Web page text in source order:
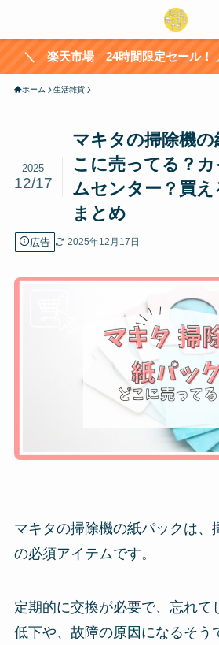
＼ 楽天市場 24時間限定セール！
ホーム 生活雑貨
マキタの掃除機
こに売ってる？
ムセンター？買
まとめ
2025
12/17
広告 2025年12月17日
マキタの掃除機の紙パックは、
の必須アイテムです。
定期的に交換が必要で、忘れて
低下や、故障の原因になるそう